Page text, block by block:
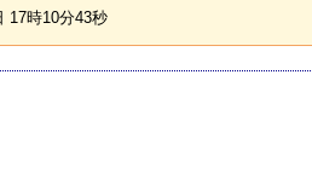
17時10分43秒